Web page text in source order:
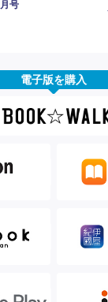
月号
電子版を購入